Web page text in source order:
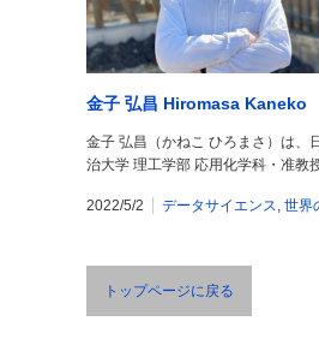
金子 弘昌 Hiromasa Kaneko
金子 弘昌（かねこ ひろまさ）は、
治大学 理工学部 応用化学科・准教
2022/5/2 データサイエンス, 世界
トップページに戻る